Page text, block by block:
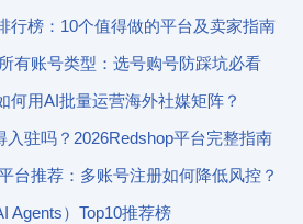
行榜：10个值得做的平台及卖家指南
有账号类型：选号购号防踩坑必看
何用AI批量运营海外社媒矩阵？
入驻吗？2026Redshop平台完整指南
台推荐：多账号注册如何降低风控？
Agents）Top10推荐榜